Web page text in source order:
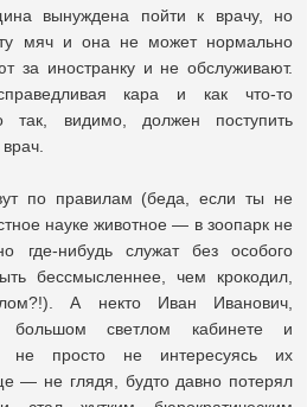
вынуждена пойти к врачу, но
мяч и она не может нормально
за иностранку и не обслуживают.
кара и как что-то
так, видимо, должен поступить
по правилам (беда, если ты не
науке животное — в зоопарк не
где-нибудь служат без особого
бессмысленнее, чем крокодил,
А некто Иван Иванович,
светлом кабинете и
не просто не интересуясь их
— не глядя, будто давно потерял